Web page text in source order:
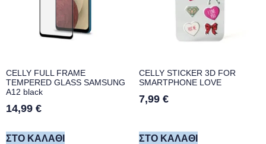
CELLY FULL FRAME
TEMPERED GLASS SAMSUNG
A12 black
14,99 €
ΣΤΟ ΚΑΛΆΘΙ
CELLY STICKER 3D FOR
SMARTPHONE LOVE
7,99 €
ΣΤΟ ΚΑΛΆΘΙ